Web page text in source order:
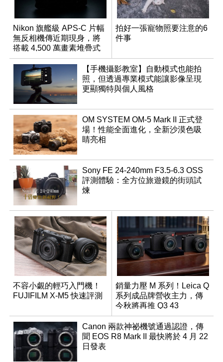
Nikon 旗艦級 APS-C 片幅
無反相機傳近期現身，將
搭載 4,500 萬畫素堆疊式
感光元件？
拍好一張寵物照要注意的6
件事
【手機攝影教室】自動模式也能拍
照，但透過專業模式能讓影像呈現
更顯獨特與個人風格
OM SYSTEM OM-5 Mark II 正式登
場！性能全面進化，全新沙漠色吸
睛亮相
Sony FE 24-240mm F3.5-6.3 OSS
評測體驗：全方位旅遊鏡的街頭試
煉
不容小覷的輕巧入門機！
FUJIFILM X-M5 快速評測
銷量力壓 M 系列！Leica Q
系列成品牌營收主力，傳
今秋將再推 Q3 43
Monochrom
Canon 兩款神祕機號通過認證，傳
聞 EOS R8 Mark II 最快將於 4 月 22
日發表